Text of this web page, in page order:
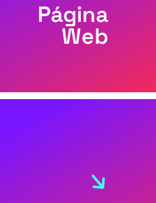
Página
Web